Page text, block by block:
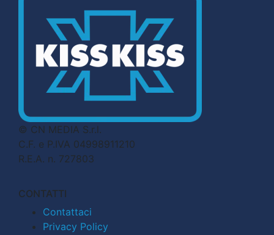
© CN MEDIA S.r.l.
C.F. e P.IVA 04998911210
R.E.A. n. 727803
CONTATTI
Contattaci
Privacy Policy